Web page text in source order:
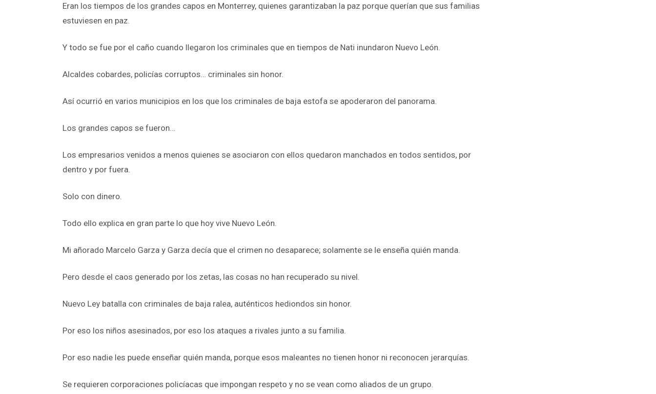
Eran los tiempos de los grandes capos en Monterrey, quienes garantizaban la paz porque querían que sus familias
estuviesen en paz.
Y todo se fue por el caño cuando llegaron los criminales que en tiempos de Nati inundaron Nuevo León.
Alcaldes cobardes, policías corruptos… criminales sin honor.
Así ocurrió en varios municipios en los que los criminales de baja estofa se apoderaron del panorama.
Los grandes capos se fueron…
Los empresarios venidos a menos quienes se asociaron con ellos quedaron manchados en todos sentidos, por
dentro y por fuera.
Solo con dinero.
Todo ello explica en gran parte lo que hoy vive Nuevo León.
Mi añorado Marcelo Garza y Garza decía que el crimen no desaparece; solamente se le enseña quién manda.
Pero desde el caos generado por los zetas, las cosas no han recuperado su nivel.
Nuevo Ley batalla con criminales de baja ralea, auténticos hediondos sin honor.
Por eso los niños asesinados, por eso los ataques a rivales junto a su familia.
Por eso nadie les puede enseñar quién manda, porque esos maleantes no tienen honor ni reconocen jerarquías.
Se requieren corporaciones policíacas que impongan respeto y no se vean como aliados de un grupo.